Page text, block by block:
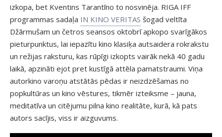
izkopa, bet Kventins Tarantīno to nosvinēja. RIGA IFF
programmas sadaļa IN KINO VERITAS šogad veltīta
Džārmušam un četros seansos oktobrī apkopo svarīgākos
pieturpunktus, lai iepazītu kino klasiķa autsaidera rokrakstu
un režijas raksturu, kas rūpīgi izkopts vairāk nekā 40 gadu
laikā, apzināti ejot pret kustīgā attēla pamatstraumi. Viņa
autorkino varoņu atstātās pēdas ir neizdzēšamas no
popkultūras un kino vēstures, tikmēr izteiksme – jauna,
meditatīva un citējumu pilna kino realitāte, kurā, kā pats
autors sacījis, viss ir aizguvums.